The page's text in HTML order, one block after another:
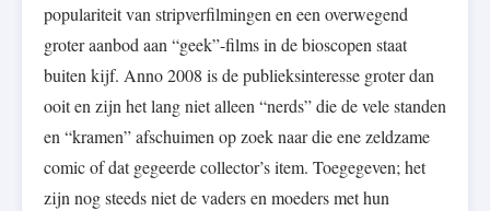
populariteit van stripverfilmingen en een overwegend
groter aanbod aan “geek”-films in de bioscopen staat
buiten kijf. Anno 2008 is de publieksinteresse groter dan
ooit en zijn het lang niet alleen “nerds” die de vele standen
en “kramen” afschuimen op zoek naar die ene zeldzame
comic of dat gegeerde collector’s item. Toegegeven; het
zijn nog steeds niet de vaders en moeders met hun